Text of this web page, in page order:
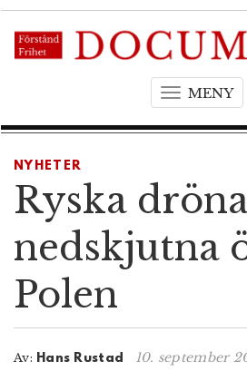
MENYT
g
e
a
t
NYHETER
Ryska
nedskjutna
Polen
Av: Hans Rustad 10. september